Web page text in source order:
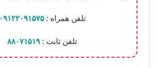
تلفن همراه :۰۹۱۲۲۰۹۱۵۷۵
تلفن ثابت : ۸۸۰۷۱۵۱۹